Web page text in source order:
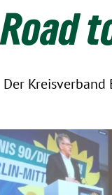
:
Road
Der